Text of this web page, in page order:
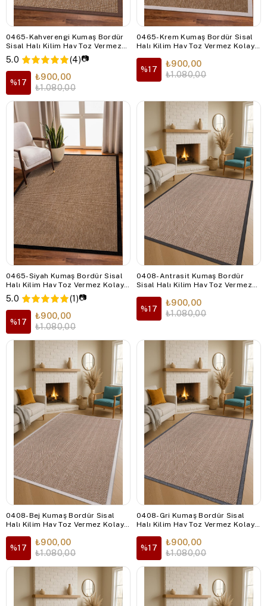
0465-Kahverengi Kumaş Bordür
Sisal Halı Kilim Hav Toz Vermez
Kolay Temizlenen Hasır Kilim
5.0 (4)📷
%17
₺900,00
₺1.080,00
0465-Krem Kumaş Bordür Sisal
Halı Kilim Hav Toz Vermez Kolay
%17
₺900,00
₺1.080,00
0465-Siyah Kumaş Bordür Sisal
Halı Kilim Hav Toz Vermez Kolay
Temizlenen Hasır Kilim
5.0 (1)📷
%17
₺900,00
₺1.080,00
0408-Antrasit Kumaş Bordür
Sisal Halı Kilim Hav Toz Vermez
%17
₺900,00
₺1.080,00
0408-Bej Kumaş Bordür Sisal
Halı Kilim Hav Toz Vermez Kolay
%17
₺900,00
₺1.080,00
0408-Gri Kumaş Bordür Sisal
Halı Kilim Hav Toz Vermez Kolay
%17
₺900,00
₺1.080,00